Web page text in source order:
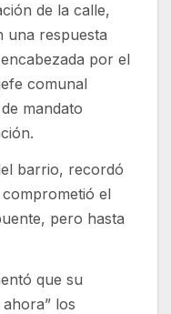
de la calle,
una respuesta
por el
comunal
mandato
barrio, recordó
el
pero hasta
que su
los